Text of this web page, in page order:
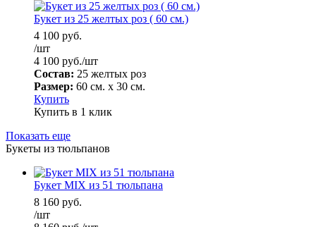
Букет из 25 желтых роз ( 60 см.)
4 100 руб.
/шт
4 100 руб./шт
Состав: 25 желтых роз
Размер: 60 см. х 30 см.
Купить
Купить в 1 клик
Показать еще
Букеты из тюльпанов
Букет MIX из 51 тюльпана
8 160 руб.
/шт